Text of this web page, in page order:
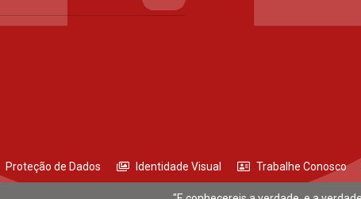
Proteção de Dados Identidade Visual Trabalhe Conosco